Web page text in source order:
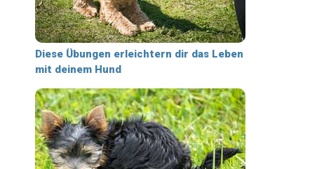
Diese Übungen erleichtern dir das Leben
mit deinem Hund